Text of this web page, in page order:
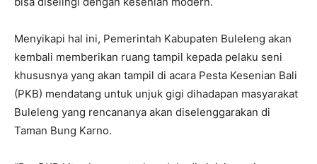
Menyikapi hal ini, Pemerintah Kabupaten Buleleng akan
kembali memberikan ruang tampil kepada pelaku seni
khususnya yang akan tampil di acara Pesta Kesenian Bali
(PKB) mendatang untuk unjuk gigi dihadapan masyarakat
Buleleng yang rencananya akan diselenggarakan di
Taman Bung Karno.